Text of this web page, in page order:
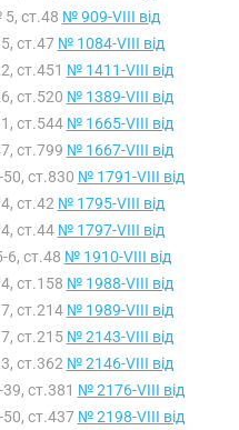
ст.48 № 909-VIII від
ст.47 № 1084-VIII від
ст.451 № 1411-VIII від
ст.520 № 1389-VIII від
ст.544 № 1665-VIII від
ст.799 № 1667-VIII від
ст.830 № 1791-VIII від
ст.42 № 1795-VIII від
ст.44 № 1797-VIII від
ст.48 № 1910-VIII від
ст.158 № 1988-VIII від
ст.214 № 1989-VIII від
ст.215 № 2143-VIII від
ст.362 № 2146-VIII від
ст.381 № 2176-VIII від
ст.437 № 2198-VIII від